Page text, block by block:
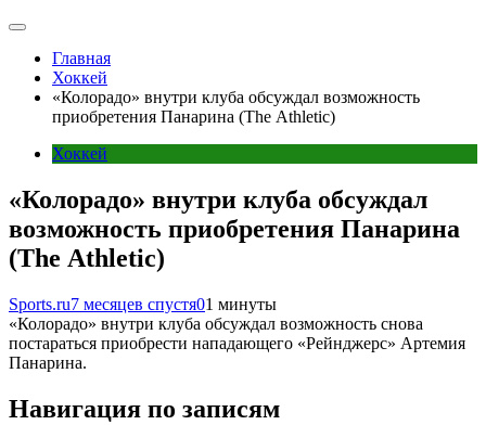
Главная
Хоккей
«Колорадо» внутри клуба обсуждал возможность
приобретения Панарина (The Athletic)
Хоккей
«Колорадо» внутри клуба обсуждал
возможность приобретения Панарина
(The Athletic)
Sports.ru7 месяцев спустя01 минуты
«Колорадо» внутри клуба обсуждал возможность снова
постараться приобрести нападающего «Рейнджерс» Артемия
Панарина.
Навигация по записям